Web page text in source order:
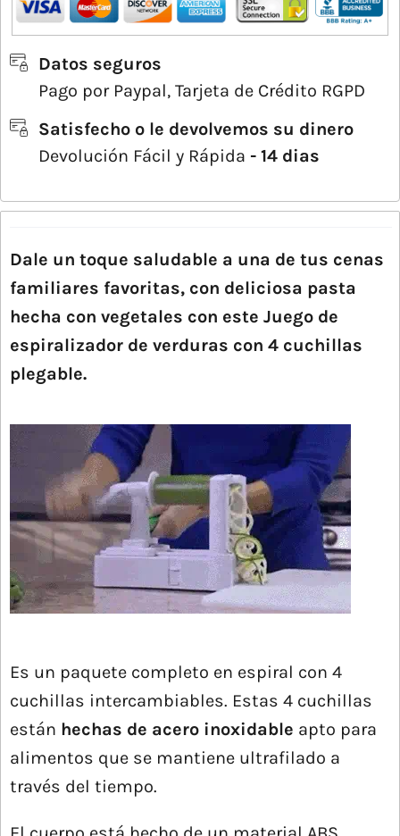
Datos seguros
Pago por Paypal, Tarjeta de Crédito RGPD
Satisfecho o le devolvemos su dinero
Devolución Fácil y Rápida - 14 dias
Dale un toque saludable a una de tus cenas
familiares favoritas, con deliciosa pasta
hecha con vegetales con este Juego de
espiralizador de verduras con 4 cuchillas
plegable.
Es un paquete completo en espiral con 4
cuchillas intercambiables. Estas 4 cuchillas
están hechas de acero inoxidable apto para
alimentos que se mantiene ultrafilado a
través del tiempo.